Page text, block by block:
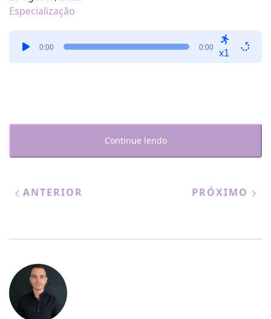
Especialização
0:00 0:00
x1
Continue lendo
ANTERIOR PRÓXIMO